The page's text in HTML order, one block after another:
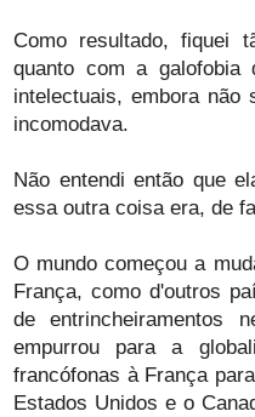
Como resultado, fiquei
quanto com a
intelectuais, embora não
incomodava.
Não entendi então que
essa outra coisa era, de
O mundo começou a
França, como d'outros
de entrincheiramentos
empurrou para a
francófonas à França
Estados Unidos e o